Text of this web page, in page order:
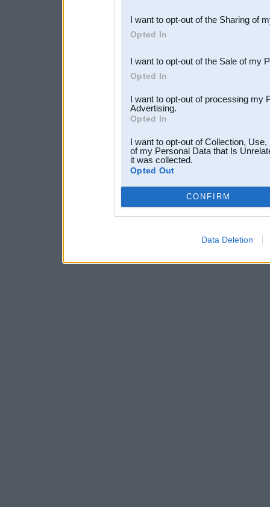
Downstream Participants
third parties.
I want to opt-out of the Sharing of
Opted In
I want to opt-out of the Sale of my
Opted In
I want to opt-out of processing my
Advertising.
Opted In
I want to opt-out of Collection,
of my Personal Data that Is
it was collected.
Opted Out
CONFIRM
Data Deletion